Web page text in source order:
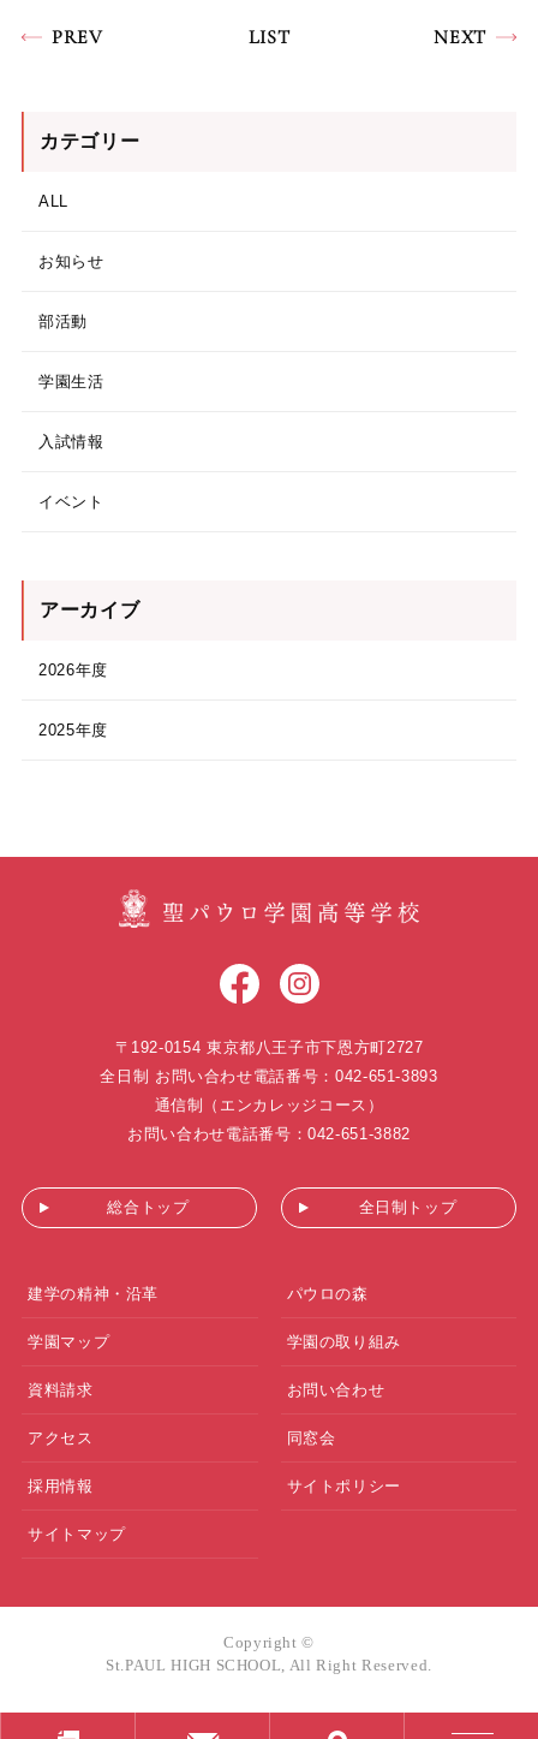
PREV LIST NEXT
カテゴリー
ALL
お知らせ
部活動
学園生活
入試情報
イベント
アーカイブ
2026年度
2025年度
〒192-0154 東京都八王子市下恩方町2727
全日制 お問い合わせ電話番号：042-651-3893
通信制（エンカレッジコース）
お問い合わせ電話番号：042-651-3882
総合トップ 全日制トップ
建学の精神・沿革 パウロの森
学園マップ 学園の取り組み
資料請求 お問い合わせ
アクセス 同窓会
採用情報 サイトポリシー
サイトマップ
Copyright ©
St.PAUL HIGH SCHOOL, All Right Reserved.